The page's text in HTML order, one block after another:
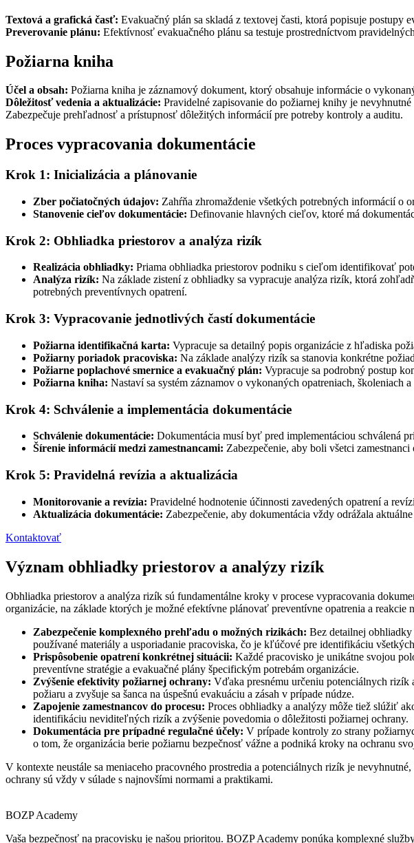
Textová a grafická časť: Evakuačný plán sa skladá z textovej časti, ktorá popisuje postupy
Preverovanie plánu: Efektívnosť evakuačného plánu sa testuje prostredníctvom
Požiarna kniha
Účel a obsah: Požiarna kniha je záznamový dokument, ktorý obsahuje informácie o
Dôležitosť vedenia a aktualizácie: Pravidelné zapisovanie do požiarnej knihy je
Zabezpečuje prehľadnosť a prístupnosť dôležitých informácií pre potreby kontroly a auditu.
Proces vypracovania dokumentácie
Krok 1: Inicializácia a plánovanie
Zber počiatočných údajov: Zahŕňa zhromaždenie všetkých potrebných informácií o
Stanovenie cieľov dokumentácie: Definovanie hlavných cieľov, ktoré má
Krok 2: Obhliadka priestorov a analýza rizík
Realizácia obhliadky: Priama obhliadka priestorov podniku s cieľom identifikovať
Analýza rizík: Na základe zistení z obhliadky sa vypracuje analýza rizík, ktorá
potrebných preventívnych opatrení.
Krok 3: Vypracovanie jednotlivých častí dokumentácie
Požiarna identifikačná karta: Vypracuje sa detailný popis organizácie z hľadiska
Požiarny poriadok pracoviska: Na základe analýzy rizík sa stanovia konkrétne
Požiarne poplachové smernice a evakuačný plán: Vypracuje sa podrobný postup
Požiarna kniha: Nastaví sa systém záznamov o vykonaných opatreniach, školeniach
Krok 4: Schválenie a implementácia dokumentácie
Schválenie dokumentácie: Dokumentácia musí byť pred implementáciou schválená
Šírenie informácií medzi zamestnancami: Zabezpečenie, aby boli všetci
Krok 5: Pravidelná revízia a aktualizácia
Monitorovanie a revízia: Pravidelné hodnotenie účinnosti zavedených opatrení a
Aktualizácia dokumentácie: Zabezpečenie, aby dokumentácia vždy odrážala
Kontaktovať
Význam obhliadky priestorov a analýzy rizík
Obhliadka priestorov a analýza rizík sú fundamentálne kroky v procese vypracovania
organizácie, na základe ktorých je možné efektívne plánovať preventívne opatrenia a reakcie
Zabezpečenie komplexného prehľadu o možných rizikách: Bez detailnej
používané materiály a usporiadanie pracoviska, čo je kľúčové pre identifikáciu
Prispôsobenie opatrení konkrétnej situácii: Každé pracovisko je unikátne svojou
preventívne stratégie a evakuačné plány špecifickým potrebám organizácie.
Zvýšenie efektivity požiarnej ochrany: Vďaka presnému určeniu potenciálnych
požiaru a zvyšuje sa šanca na úspešnú evakuáciu a zásah v prípade núdze.
Zapojenie zamestnancov do procesu: Proces obhliadky a analýzy môže tiež slúžiť
identifikáciu neviditeľných rizík a zvýšenie povedomia o dôležitosti požiarnej ochrany.
Dokumentácia pre prípadné regulačné účely: V prípade kontroly zo strany
o tom, že organizácia berie požiarnu bezpečnosť vážne a podniká kroky na ochranu
V kontexte neustále sa meniaceho pracovného prostredia a potenciálnych rizík je
ochrany sú vždy v súlade s najnovšími normami a praktikami.
BOZP Academy
Vaša bezpečnosť na pracovisku je našou prioritou. BOZP Academy ponúka komplexné